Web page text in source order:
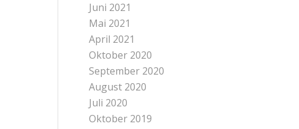
Juni 2021
Mai 2021
April 2021
Oktober 2020
September 2020
August 2020
Juli 2020
Oktober 2019